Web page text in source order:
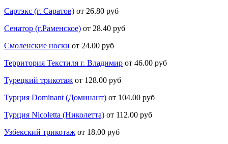
Сартэкс (г. Саратов) от 26.80 руб
Сенатор (г.Раменское) от 28.40 руб
Смоленские носки от 24.00 руб
Территория Текстиля г. Владимир от 46.00 руб
Турецкий трикотаж от 128.00 руб
Турция Dominant (Доминант) от 104.00 руб
Турция Nicoletta (Николетта) от 112.00 руб
Узбекский трикотаж от 18.00 руб